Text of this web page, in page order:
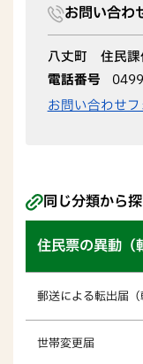
お問い合わ
八丈町 住民課
電話番号
お問い合わせ
同じ分類から
住民票の異動（
郵送による転出届（
世帯変更届